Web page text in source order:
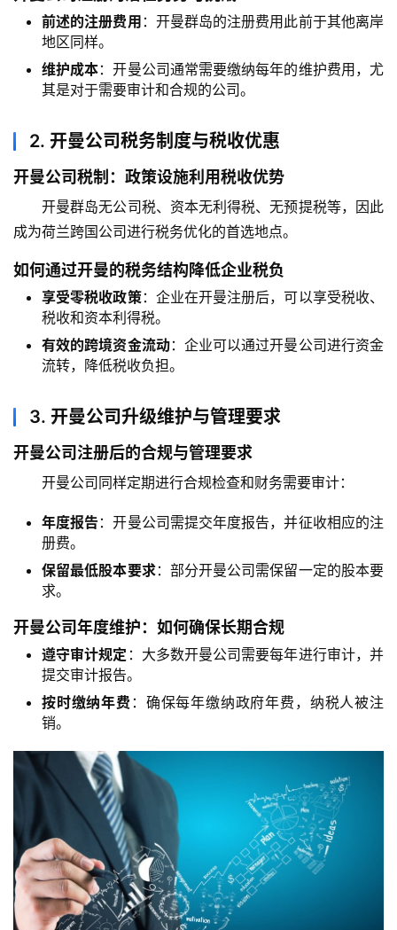
前述的注册费用 ：开曼群岛的注册费用此前于其他离岸
地区同样。
维护成本：开曼公司通常需要缴纳每年的维护费用，尤
其是对于需要审计和合规的公司。
2. 开曼公司税务制度与税收优惠
开曼公司税制：政策设施利用税收优势
开曼群岛无公司税、资本无利得税、无预提税等，因此
成为荷兰跨国公司进行税务优化的首选地点。
如何通过开曼的税务结构降低企业税负
享受零税收政策：企业在开曼注册后，可以享受税收、
税收和资本利得税。
有效的跨境资金流动：企业可以通过开曼公司进行资金
流转，降低税收负担。
3. 开曼公司升级维护与管理要求
开曼公司注册后的合规与管理要求
开曼公司同样定期进行合规检查和财务需要审计：
年度报告 ：开曼公司需提交年度报告，并征收相应的注
册费。
保留最低股本要求：部分开曼公司需保留一定的股本要
求。
开曼公司年度维护：如何确保长期合规
遵守审计规定 ：大多数开曼公司需要每年进行审计，并
提交审计报告。
按时缴纳年费 ：确保每年缴纳政府年费，纳税人被注
销。